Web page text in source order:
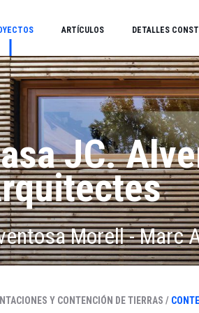
ARTÍCULOS DETALLES
JC.
Morell - Marc
Y CONTENCIÓN DE TIERRAS /